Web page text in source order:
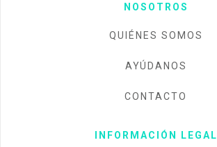
NOSOTROS
QUIÉNES SOMOS
AYÚDANOS
CONTACTO
INFORMACIÓN LEGAL